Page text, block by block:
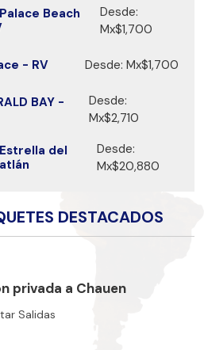
Beach
Desde:
Mx$1,700
- RV Desde: Mx$1,700
BAY -
Desde:
Mx$2,710
del
Desde:
Mx$20,880
DESTACADOS
privada a Chauen
Salidas